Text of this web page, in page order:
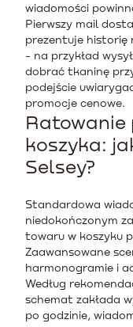
wiadomości
Pierwszy mail
prezentuje historię
- na przykład
dobrać tkaninę
podejście
promocje cenowe.
Ratowanie
koszyka:
Selsey?
Standardowa
niedokończonym
towaru w koszyku
Zaawansowane
harmonogramie i
Według
schemat zakłada
po godzinie,